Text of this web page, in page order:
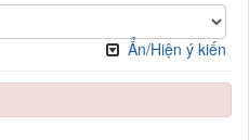
Ẩn/Hiện ý kiến